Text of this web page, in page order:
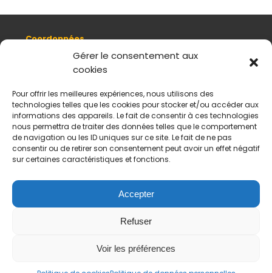
Gérer le consentement aux
cookies
Pour offrir les meilleures expériences, nous utilisons des
technologies telles que les cookies pour stocker et/ou accéder aux
informations des appareils. Le fait de consentir à ces technologies
nous permettra de traiter des données telles que le comportement
de navigation ou les ID uniques sur ce site. Le fait de ne pas
consentir ou de retirer son consentement peut avoir un effet négatif
sur certaines caractéristiques et fonctions.
Accepter
Refuser
Voir les préférences
Coordonnées
8, quai Romain Rolland 69005 Lyon
+ 33 (0)4 78 42 55 04
Plan d'accès
Mentions légales
Politique de données personnelles
CGV
Horaires d’ouverture
Du mardi au samedi :
Fermé le dimanche et le lundi